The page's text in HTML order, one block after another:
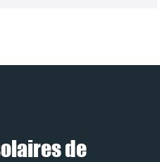
de